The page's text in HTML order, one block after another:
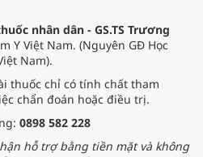
nhân dân - GS.TS Trương
Y Việt Nam. (Nguyên GĐ Học
Nam).
thuốc chỉ có tính chất tham
chẩn đoán hoặc điều trị.
0898 582 228
hỗ trợ bằng tiền mặt và không